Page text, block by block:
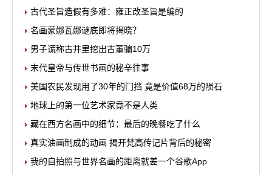
古代圣旨造假有多难：雍正改圣旨是编的
名画蒙娜瓦娜谜底即将揭晓？
男子谎称古井里挖出古董骗10万
末代皇帝与传世书画的秘辛往事
美国农民发现用了30年的门挡 竟是价值68万的陨石
地球上的第一位艺术家竟不是人类
藏在西方名画中的细节：最后的晚餐吃了什么
真实油画制成的动画 揭开梵高传记片背后的秘密
我的自拍照与世界名画的距离就差一个谷歌App